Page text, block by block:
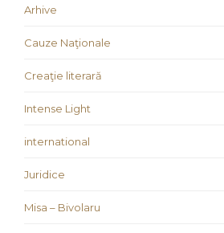
Arhive
Cauze Naţionale
Creaţie literară
Intense Light
international
Juridice
Misa – Bivolaru